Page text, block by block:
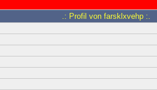
.: Profil von farsklxvehp :.